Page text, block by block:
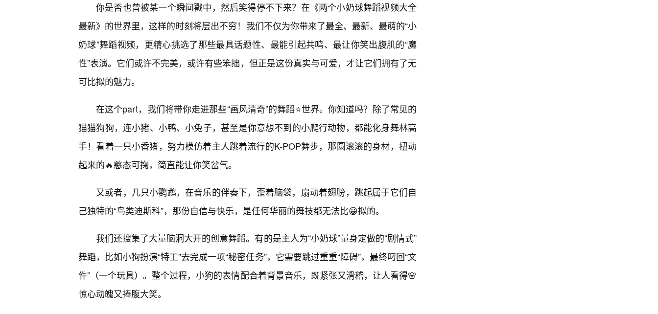
你是否也曾被某一个瞬间戳中，然后笑得停不下来？在《两个小奶球舞蹈视频大全
最新》的世界里，这样的时刻将层出不穷！我们不仅为你带来了最全、最新、最萌的“小
奶球”舞蹈视频，更精心挑选了那些最具话题性、最能引起共鸣、最让你笑出腹肌的“魔
性”表演。它们或许不完美，或许有些笨拙，但正是这份真实与可爱，才让它们拥有了无
可比拟的魅力。
在这个part，我们将带你走进那些“画风清奇”的舞蹈⭐世界。你知道吗？除了常见的
猫猫狗狗，连小猪、小鸭、小兔子，甚至是你意想不到的小爬行动物，都能化身舞林高
手！看着一只小香猪，努力模仿着主人跳着流行的K-POP舞步，那圆滚滚的身材，扭动
起来的🔥憨态可掬，简直能让你笑岔气。
又或者，几只小鹦鹉，在音乐的伴奏下，歪着脑袋，扇动着翅膀，跳起属于它们自
己独特的“鸟类迪斯科”，那份自信与快乐，是任何华丽的舞技都无法比😀拟的。
我们还搜集了大量脑洞大开的创意舞蹈。有的是主人为“小奶球”量身定做的“剧情式”
舞蹈，比如小狗扮演“特工”去完成一项“秘密任务”，它需要跳过重重“障碍”，最终叼回“文
件”（一个玩具）。整个过程，小狗的表情配合着背景音乐，既紧张又滑稽，让人看得🌸
惊心动魄又捧腹大笑。